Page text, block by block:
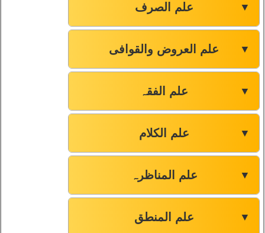
علم الصرف ▼
علم العروض والقوافی ▼
علم الفقہ ▼
علم الکلام ▼
علم المناظرہ ▼
علم المنطق ▼